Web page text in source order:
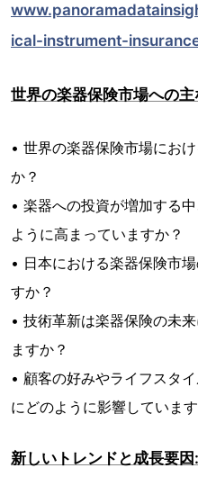
ical-instrument-
世界の楽器保険市場への主
• 世界の楽器保険市場にお
か？
• 楽器への投資が増加する
ように高まっていますか？
• 日本における楽器保険市
すか？
• 技術革新は楽器保険の未
ますか？
• 顧客の好みやライフスタ
にどのように影響していま
新しいトレンドと成長要因: